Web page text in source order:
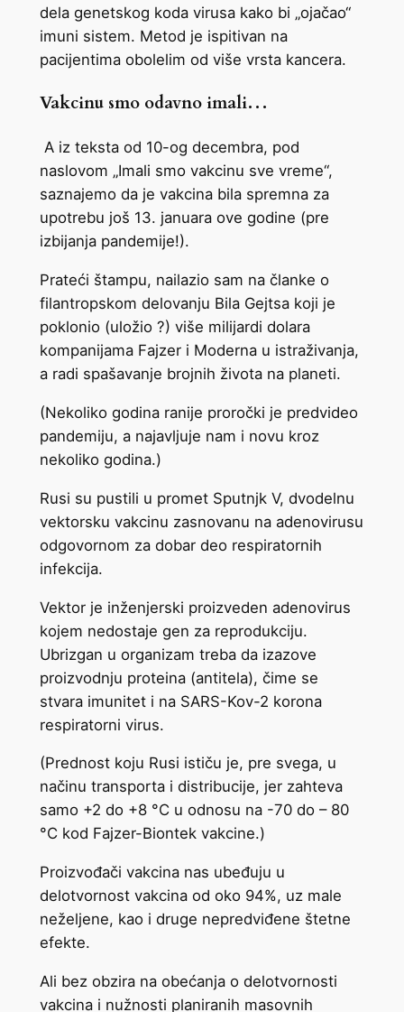
dela genetskog koda virusa kako bi „ojačao“
imuni sistem. Metod je ispitivan na
pacijentima obolelim od više vrsta kancera.
Vakcinu smo odavno imali…
A iz teksta od 10-og decembra, pod
naslovom „Imali smo vakcinu sve vreme“,
saznajemo da je vakcina bila spremna za
upotrebu još 13. januara ove godine (pre
izbijanja pandemije!).
Prateći štampu, nailazio sam na članke o
filantropskom delovanju Bila Gejtsa koji je
poklonio (uložio ?) više milijardi dolara
kompanijama Fajzer i Moderna u istraživanja,
a radi spašavanje brojnih života na planeti.
(Nekoliko godina ranije proročki je predvideo
pandemiju, a najavljuje nam i novu kroz
nekoliko godina.)
Rusi su pustili u promet Sputnjk V, dvodelnu
vektorsku vakcinu zasnovanu na adenovirusu
odgovornom za dobar deo respiratornih
infekcija.
Vektor je inženjerski proizveden adenovirus
kojem nedostaje gen za reprodukciju.
Ubrizgan u organizam treba da izazove
proizvodnju proteina (antitela), čime se
stvara imunitet i na SARS-Kov-2 korona
respiratorni virus.
(Prednost koju Rusi ističu je, pre svega, u
načinu transporta i distribucije, jer zahteva
samo +2 do +8 °C u odnosu na -70 do – 80
°C kod Fajzer-Biontek vakcine.)
Proizvođači vakcina nas ubeđuju u
delotvornost vakcina od oko 94%, uz male
neželjene, kao i druge nepredviđene štetne
efekte.
Ali bez obzira na obećanja o delotvornosti
vakcina i nužnosti planiranih masovnih